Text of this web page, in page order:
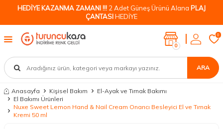
HEDİYE KAZANMA ZAMANI !!! 2 Adet Güneş Ürünü Alana PLAJ
ÇANTASIHEDİYE
ARA
0
0
Anasayfa Kişisel Bakım
El-Ayak ve Tırnak Bakımı
El Bakımı Ürünleri
Nuxe Sweet Lemon Hand & Nail Cream Onarıcı Besleyici El ve Tırnak
Kremi 50 ml